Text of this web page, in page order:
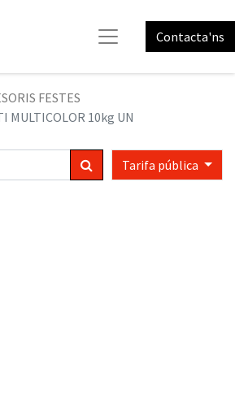
Contacta'ns
FESTES
MULTICOLOR 10kg UN
Tarifa pública